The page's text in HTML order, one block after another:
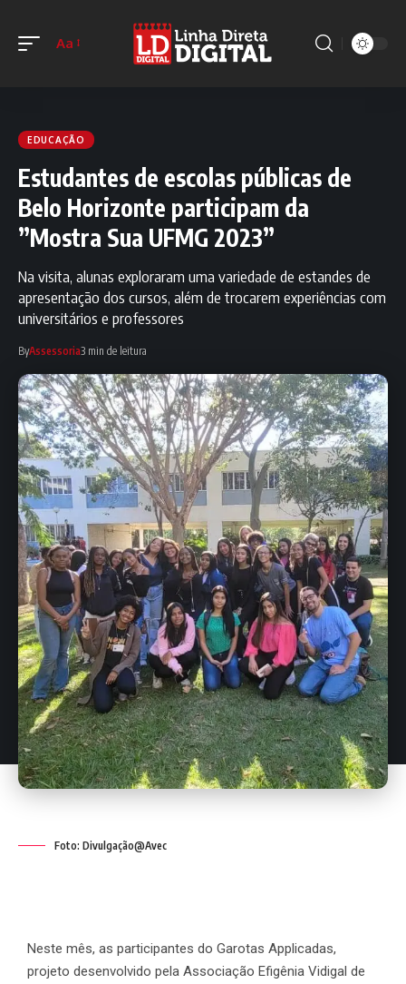
Aa
EDUCAÇÃO
Estudantes de escolas públicas de
Belo Horizonte participam da
”Mostra Sua UFMG 2023”
Na visita, alunas exploraram uma variedade de estandes de
apresentação dos cursos, além de trocarem experiências com
universitários e professores
ByAssessoria3 min de leitura
Foto: Divulgação@Avec
Neste mês, as participantes do Garotas Applicadas,
projeto desenvolvido pela Associação Efigênia Vidigal de